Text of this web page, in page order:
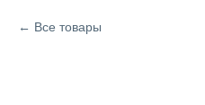
Все товары